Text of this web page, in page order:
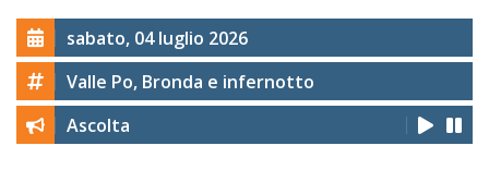
sabato, 04 luglio 2026
Valle Po, Bronda e infernotto
Ascolta